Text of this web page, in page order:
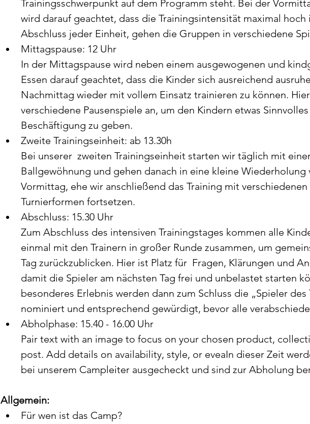
Trainingsschwerpunkt auf dem Programm steht. Bei der
wird darauf geachtet, dass die Trainingsintensität maximal hoch
Abschluss jeder Einheit, gehen die Gruppen in verschiedene
Mittagspause: 12 Uhr
In der Mittagspause wird neben einem ausgewogenen und
Essen darauf geachtet, dass die Kinder sich ausreichend
Nachmittag wieder mit vollem Einsatz trainieren zu können.
verschiedene Pausenspiele an, um den Kindern etwas
Beschäftigung zu geben.
Zweite Trainingseinheit: ab 13.30h
Bei unserer  zweiten Trainingseinheit starten wir täglich mit
Ballgewöhnung und gehen danach in eine kleine Wiederholung
Vormittag, ehe wir anschließend das Training mit
Turnierformen fortsetzen.
Abschluss: 15.30 Uhr
Zum Abschluss des intensiven Trainingstages kommen alle
einmal mit den Trainern in großer Runde zusammen, um
Tag zurückzublicken. Hier ist Platz für  Fragen, Klärungen und
damit die Spieler am nächsten Tag frei und unbelastet starten
besonderes Erlebnis werden dann zum Schluss die „Spieler des
nominiert und entsprechend gewürdigt, bevor alle
Abholphase: 15.40 - 16.00 Uhr
Pair text with an image to focus on your chosen product,
post. Add details on availability, style, or eveaIn dieser Zeit
bei unserem Campleiter ausgecheckt und sind zur Abholung
Allgemein:
Für wen ist das Camp?